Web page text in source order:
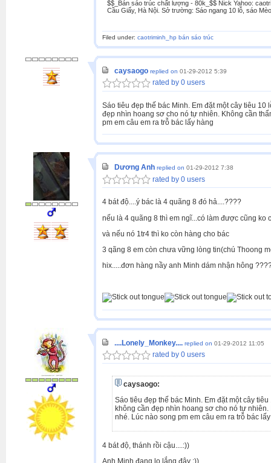
$$_Bán sáo trúc chất lượng - 80k_$$ Nick Yahoo:
Cầu Giấy, Hà Nội. Sở trường: Sáo ngang 10 lỗ, sáo
Filed under: caotriminh_hp bán sáo trúc
caysaogo replied on 01-29-2012 5:39
rated by 0 users
Sáo tiêu đẹp thế bác Minh. Em đặt một cây tiêu
đẹp nhìn hoang sơ cho nó tự nhiên. Không cần
pm em câu em ra trỗ bác lấy hàng
Dương Anh replied on 01-29-2012 7:38
rated by 0 users
4 bát độ....ý bác là 4 quãng 8 đó hả....????
nếu là 4 quãng 8 thì em ngĩ...có làm được cũng ko
và nếu nó 1tr4 thì ko còn hàng cho bác
3 qãng 8 em còn chưa vững lòng tin(chú Thoong
hix.....đơn hàng nầy anh Minh dám nhận hông
....Lonely_Monkey.... replied on 01-29-2012 11:05
rated by 0 users
caysaogo:
Sáo tiêu đẹp thế bác Minh. Em đặt một cây
không cần đẹp nhìn hoang sơ cho nó tự
nhé. Lúc nào song pm em câu em ra trỗ bác
4 bát độ, thánh rồi cậu....:))